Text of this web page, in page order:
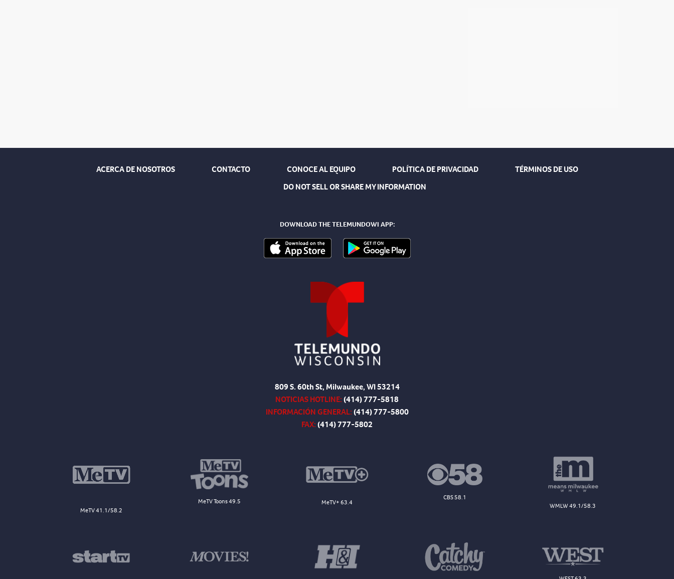
ACERCA DE NOSOTROS CONTACTO CONOCE AL EQUIPO POLÍTICA DE PRIVACIDAD
TÉRMINOS DE USO
DO NOT SELL OR SHARE MY INFORMATION
DOWNLOAD THE TELEMUNDOWI APP:
809 S. 60th St, Milwaukee, WI 53214
NOTICIAS HOTLINE:(414) 777-5818
INFORMACIÓN GENERAL:(414) 777-5800
FAX:(414) 777-5802
MeTV 41.1/58.2
MeTV Toons 49.5 MeTV+ 63.4
CBS 58.1
WMLW 49.1/58.3